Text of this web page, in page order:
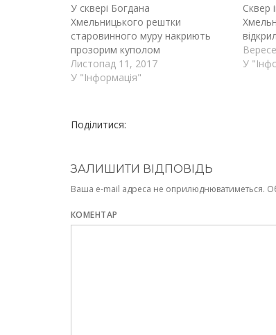
У сквері Богдана
Хмельницького рештки
старовинного муру накриють
прозорим куполом
Листопад 11, 2017
У "Інформація"
Сквер
У
Поділитися:
ЗАЛИШИТИ ВІДПОВІДЬ
Ваша e-mail адреса не оприлюднюватиметься.
КОМЕНТАР